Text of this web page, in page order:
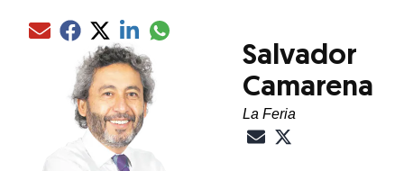
Compartir el artículo actual mediante Email
Compartir el artículo actual mediante Facebook
Compartir el artículo actual mediante Twitter
Compartir el artículo actual mediante LinkedIn
Compartir el artículo actual mediante
Salvador
Camarena
La Feria